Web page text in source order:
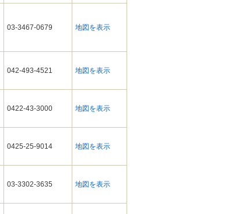
03-3467-0679 地図を表示
042-493-4521 地図を表示
0422-43-3000 地図を表示
0425-25-9014 地図を表示
03-3302-3635 地図を表示